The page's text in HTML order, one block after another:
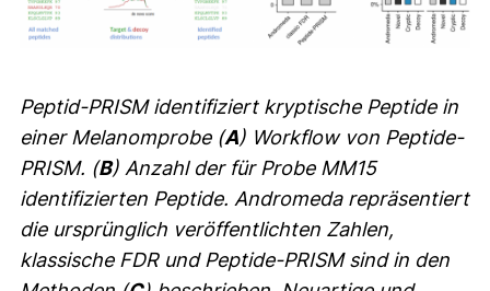
Peptid-PRISM identifiziert kryptische Peptide in
einer Melanomprobe (A) Workflow von Peptide-
PRISM. (B) Anzahl der für Probe MM15
identifizierten Peptide. Andromeda repräsentiert
die ursprünglich veröffentlichten Zahlen,
klassische FDR und Peptide-PRISM sind in den